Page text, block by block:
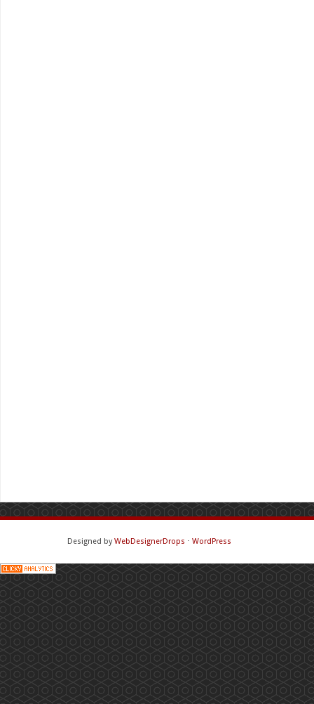
Designed byWebDesignerDrops ⋅ WordPress